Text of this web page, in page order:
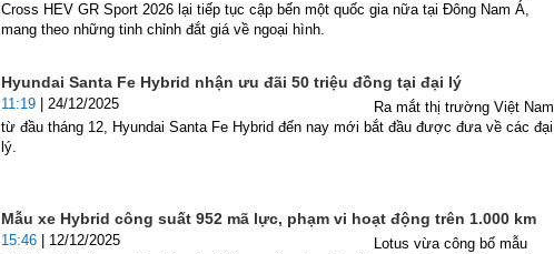
Cross HEV GR Sport 2026 lại tiếp tục cập bến một quốc gia nữa tại Đông Nam Á,
mang theo những tinh chỉnh đắt giá về ngoại hình.
Hyundai Santa Fe Hybrid nhận ưu đãi 50 triệu đồng tại đại lý
11:19 | 24/12/2025
Ra mắt thị trường Việt Nam
từ đầu tháng 12, Hyundai Santa Fe Hybrid đến nay mới bắt đầu được đưa về các đại
lý.
Mẫu xe Hybrid công suất 952 mã lực, phạm vi hoạt động trên 1.000 km
15:46 | 12/12/2025
Lotus vừa công bố mẫu